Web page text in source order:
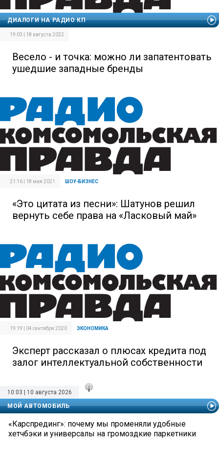
ДИАЛОГИ НА РАДИО КП
19:03 | 18 августа 2022
Весело - и точка: можно ли запатентовать
ушедшие западные бренды
21:16 | 18 мая 2021 ШОУ-БИЗНЕС
«Это цитата из песни»: Шатунов решил
вернуть себе права на «Ласковый май»
19:19 | 04 сентября 2020 ЭКОНОМИКА
Эксперт рассказал о плюсах кредита под
залог интеллектуальной собственности
10:03 | 10 августа 2026
МОЙ АВТОМОБИЛЬ
«Карспрединг»: почему мы променяли удобные
хетчбэки и универсалы на громоздкие паркетники